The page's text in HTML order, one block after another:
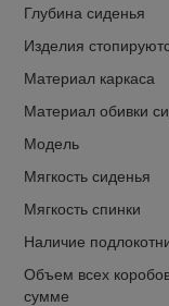
Глубина сиденья
Изделия
Материал каркаса
Материал обивки
Модель
Мягкость сиденья
Мягкость спинки
Наличие
Объем всех
сумме